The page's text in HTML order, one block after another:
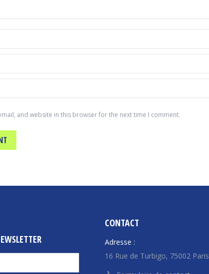
and website in this browser for the next time I comment.
CONTACT
Adresse :
16 Rue de Turbigo, 75002 Paris